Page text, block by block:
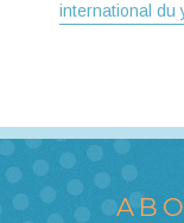
international du